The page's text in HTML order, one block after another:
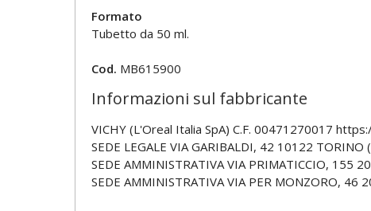
Formato
Tubetto da 50 ml.
Cod. MB615900
Informazioni sul fabbricante
VICHY (L'Oreal Italia SpA) C.F. 00471270017
SEDE LEGALE VIA GARIBALDI, 42 10122 TORINO
SEDE AMMINISTRATIVA VIA PRIMATICCIO, 155
SEDE AMMINISTRATIVA VIA PER MONZORO, 46